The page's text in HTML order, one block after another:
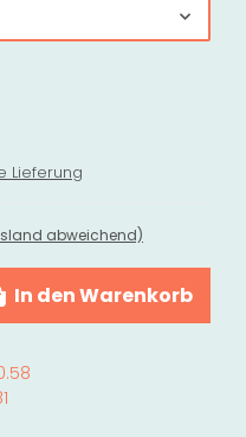
Lieferung
abweichend)
In den Warenkorb